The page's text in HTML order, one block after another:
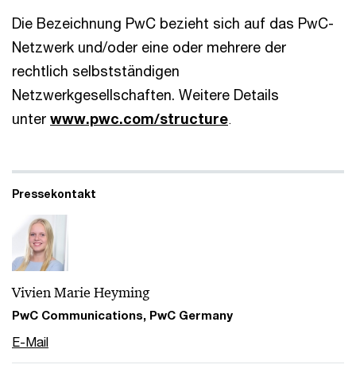
Die Bezeichnung PwC bezieht sich auf das PwC-
Netzwerk und/oder eine oder mehrere der
rechtlich selbstständigen
Netzwerkgesellschaften. Weitere Details
unter www.pwc.com/structure.
Pressekontakt
Vivien Marie Heyming
PwC Communications, PwC Germany
E-Mail